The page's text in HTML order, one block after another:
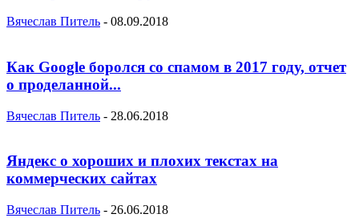
Вячеслав Питель - 08.09.2018
Как Google боролся со спамом в 2017 году, отчет
о проделанной...
Вячеслав Питель - 28.06.2018
Яндекс о хороших и плохих текстах на
коммерческих сайтах
Вячеслав Питель - 26.06.2018